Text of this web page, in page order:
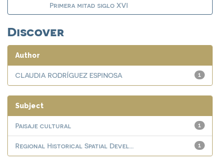
Primera mitad siglo XVI
Discover
Author
1
CLAUDIA RODRÍGUEZ ESPINOSA
Subject
1
Paisaje cultural
1
Regional Historical Spatial Devel...